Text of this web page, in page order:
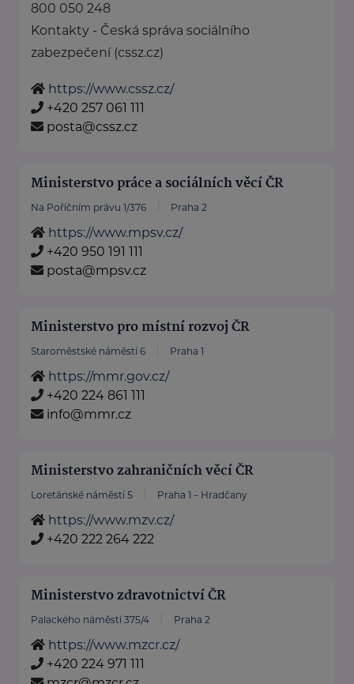
800 050 248
Kontakty - Česká správa sociálního
zabezpečení (cssz.cz)
https://www.cssz.cz/
+420 257 061 111
posta@cssz.cz
Ministerstvo práce a sociálních věcí ČR
Na Poříčním právu 1/376 Praha 2
https://www.mpsv.cz/
+420 950 191 111
posta@mpsv.cz
Ministerstvo pro místní rozvoj ČR
Staroměstské náměstí 6 Praha 1
https://mmr.gov.cz/
+420 224 861 111
info@mmr.cz
Ministerstvo zahraničních věcí ČR
Loretánské náměstí 5 Praha 1 – Hradčany
https://www.mzv.cz/
+420 222 264 222
Ministerstvo zdravotnictví ČR
Palackého náměstí 375/4 Praha 2
https://www.mzcr.cz/
+420 224 971 111